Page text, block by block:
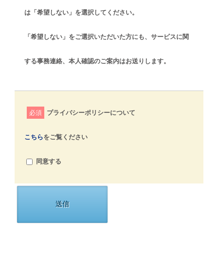
は「希望しない」を選択してください。
「希望しない」をご選択いただいた方にも、サービスに関
する事務連絡、本人確認のご案内はお送りします。
必須 プライバシーポリシーについて
こちらをご覧ください
同意する